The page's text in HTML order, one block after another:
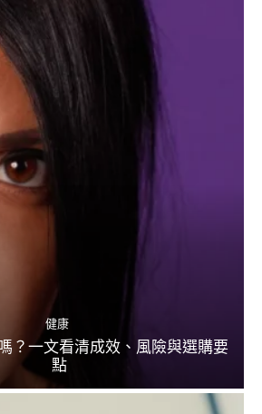
健康
？一文看清成效、風險與選購要
點